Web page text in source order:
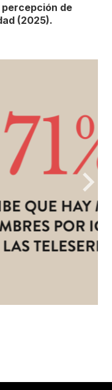
de
(2025).